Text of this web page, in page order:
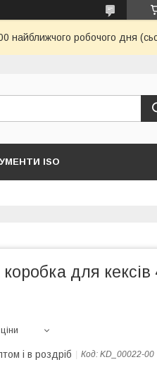
найближчого робочого дня
ISO
для
і в роздріб Код: KD_00022-00